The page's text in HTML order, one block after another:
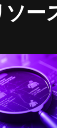
ソー